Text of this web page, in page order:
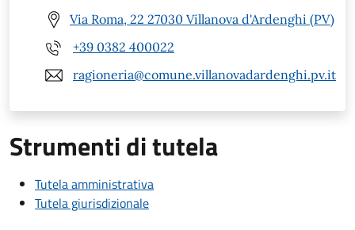
Via Roma, 22 27030 Villanova d'Ardenghi (PV)
+39 0382 400022
ragioneria@comune.villanovadardenghi.pv.it
Strumenti di tutela
Tutela amministrativa
Tutela giurisdizionale